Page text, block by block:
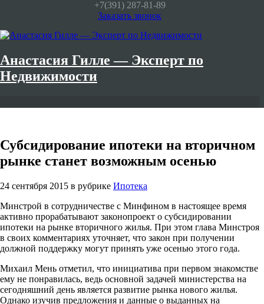
+7(391) 287-81-89
Заказать звонок
Анастасия Гилле — Эксперт по
Недвижимости
Субсидирование ипотеки на вторичном
рынке станет возможным осенью
24 сентября 2015 в рубрике Ипотека
Минстрой в сотрудничестве с Минфином в настоящее время
активно прорабатывают законопроект о субсидировании
ипотеки на рынке вторичного жилья. При этом глава Минстроя
в своих комментариях уточняет, что закон при получении
должной поддержку могут принять уже осенью этого года.
Михаил Мень отметил, что инициатива при первом знакомстве
ему не понравилась, ведь основной задачей министерства на
сегодняшний день является развитие рынка нового жилья.
Однако изучив предложения и данные о выданных на